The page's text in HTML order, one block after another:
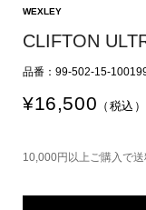
WEXLEY
CLIFTON
品番：99-502-15-
¥16,500 （税込）
10,000円以上ご購入で